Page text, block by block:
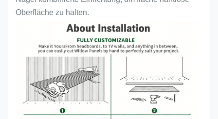
Oberfläche zu halten.